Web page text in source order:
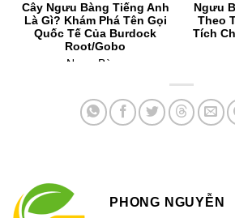
Cây Ngưu Bàng Tiếng Anh
Là Gì? Khám Phá Tên Gọi
Quốc Tế Của Burdock
Root/Gobo
Ngưu Bàng
Ngưu
Theo
Tích
PHONG NGUYỄN